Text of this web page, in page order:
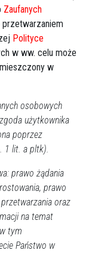
kina,styczeń w
Zaufanych
Polityce
w ww. celu może
w
osobowych
użytkownika
poprzez
1 lit. a pltk).
prawo żądania
prawo
oraz
na temat
tym
Państwo w